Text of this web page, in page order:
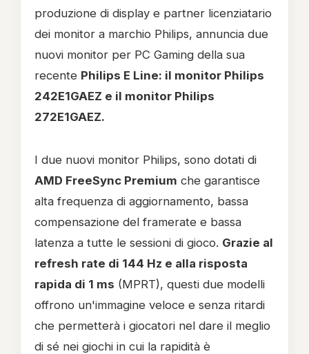
produzione di display e partner licenziatario
dei monitor a marchio Philips, annuncia due
nuovi monitor per PC Gaming della sua
recente Philips E Line: il monitor Philips
242E1GAEZ e il monitor Philips
272E1GAEZ.
I due nuovi monitor Philips, sono dotati di
AMD FreeSync Premium che garantisce
alta frequenza di aggiornamento, bassa
compensazione del framerate e bassa
latenza a tutte le sessioni di gioco. Grazie al
refresh rate di 144 Hz e alla risposta
rapida di 1 ms (MPRT), questi due modelli
offrono un'immagine veloce e senza ritardi
che permetterà i giocatori nel dare il meglio
di sé nei giochi in cui la rapidità è